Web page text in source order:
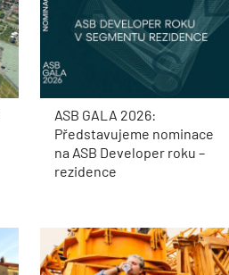
ASB GALA 2026:
Představujeme nominace
na ASB Developer roku –
rezidence